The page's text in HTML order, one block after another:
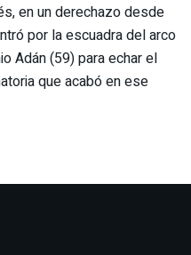
en un derechazo desde
por la escuadra del arco
Adán (59) para echar el
que acabó en ese